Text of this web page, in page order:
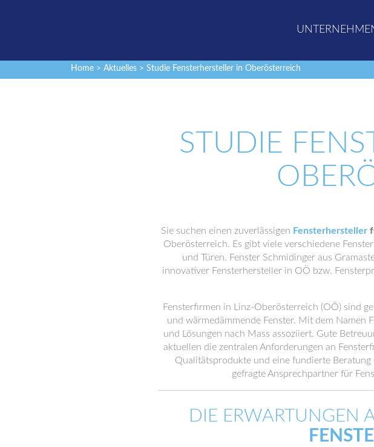
Home > Aktuelles > Studie Fensterhersteller in Oberösterreich
STUDIE
Sie suchen einen zuverlässigen Fensterhersteller
Oberösterreich. Es gibt viele verschiedene
und Türen. Fenster Schmidinger aus
innovativer Fensterhersteller in OÖ bzw.
Fensterfirmen in Linz-Oberösterreich (OÖ) sind
und wärmedämmende Fenster. Mit dem Namen
und Lösungen nach Mass assoziiert. Gute
aktuellen die zentralen Anforderungen an
Qualitätsprodukte und eine fundierte
gefragte Ansprechpartner für
DIE ERWARTUNGEN